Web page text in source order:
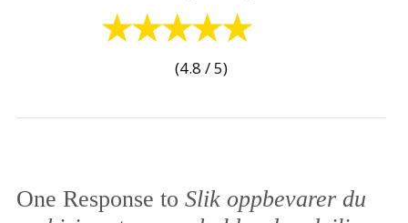
(4.8 / 5)
One Response to Slik oppbevarer du